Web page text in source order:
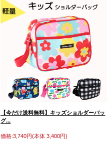
【今だけ送料無料】キッズショルダーバッ
グ...
価格:3,740円(本体 3,400円)